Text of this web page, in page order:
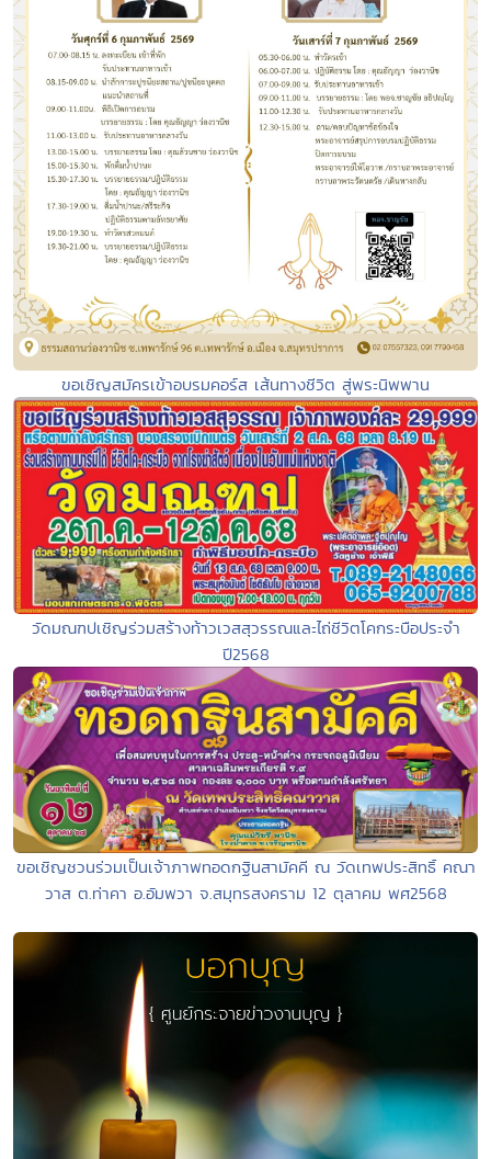
ขอเชิญสมัครเข้าอบรมคอร์ส เส้นทางชีวิต สู่พระนิพพาน
วัดมณฑปเชิญร่วมสร้างท้าวเวสสุวรรณและไถ่ชีวิตโคกระบือประจำ
ปี2568
ขอเชิญชวนร่วมเป็นเจ้าภาพทอดกฐินสามัคคี ณ วัดเทพประสิทธิ์ คณา
วาส ต.ท่าคา อ.อัมพวา จ.สมุทรสงคราม 12 ตุลาคม พศ2568